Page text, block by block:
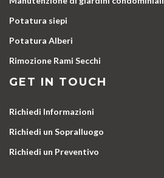
Potatura siepi
Potatura Alberi
Rimozione Rami Secchi
GET IN TOUCH
Richiedi Informazioni
Richiedi un Sopralluogo
Richiedi un Preventivo